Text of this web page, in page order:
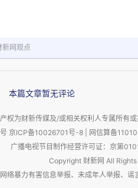
骨们有味道、有嚼劲，但
女孩在大街上一抓一大把
，有非常强大的“引流作
一生。
新网观点
本篇文章暂无评论
权为财新传媒及/或相关权利人专属所有
京ICP备10026701号-8 网信算备
广播电视节目制作经营许可证：京第
Copyright 财新网 All
络暴力有害信息举报、未成年人举报